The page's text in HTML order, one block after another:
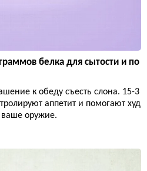
белка для сытости и по
к обеду съесть слона. 15-3
аппетит и помогают худ
ваше оружие.